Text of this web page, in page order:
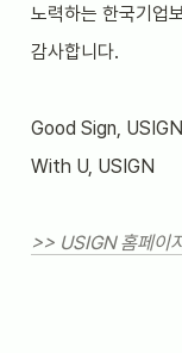
노력하는 한국기업
감사합니다.
Good Sign, USIGN
With U, USIGN
>> USIGN 홈페이